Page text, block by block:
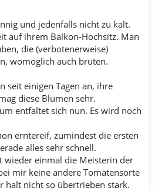
und jedenfalls nicht zu kalt.
auf ihrem Balkon-Hochsitz. Man
die (verbotenerweise)
womöglich auch brüten.
seit einigen Tagen an, ihre
diese Blumen sehr.
entfaltet sich nun. Es wird noch
erntereif, zumindest die ersten
alles sehr schnell.
wieder einmal die Meisterin der
mir keine andere Tomatensorte
halt nicht so übertrieben stark.